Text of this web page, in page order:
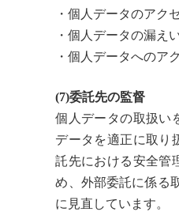
・個人データのアク
・個人データの漏え
・個人データへのア
(7)委託先の監督
個人データの取扱い
データを適正に取り
託先における安全管
め、外部委託に係る
に見直しています。